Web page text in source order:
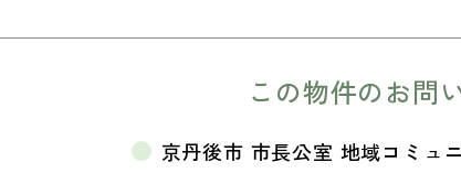
この物件のお問
京丹後市 市長公室 地域コミュ